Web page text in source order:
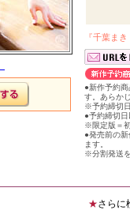
『千葉まき
●新作予約
す。あらか
※予約締切
●予約締切
※限定版＝
●発売前の
ます。
※分割発送
★さら